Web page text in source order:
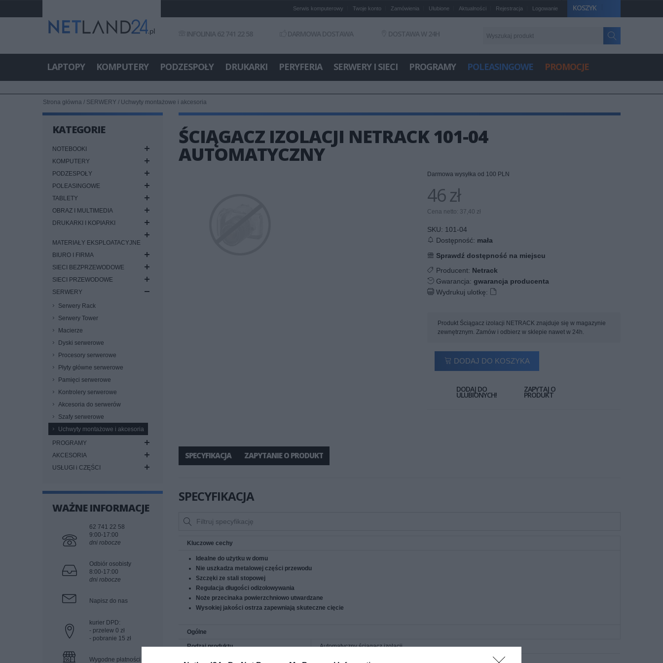
KOSZYK
Serwis komputerowy Twoje konto Zamówienia Ulubione Aktualności Rejestracja Logowanie
INFOLINIA 62 741 22 58 DARMOWA DOSTAWA DOSTAWA W 24H
LAPTOPY KOMPUTERY PODZESPOŁY DRUKARKI PERYFERIA SERWERY I SIECI PROGRAMY POLEASINGOWE PROMOCJE
Strona główna / SERWERY / Uchwyty montażowe i akcesoria
KATEGORIE
NOTEBOOKI
KOMPUTERY
PODZESPOŁY
POLEASINGOWE
TABLETY
OBRAZ I MULTIMEDIA
DRUKARKI I KOPIARKI
MATERIAŁY EKSPLOATACYJNE
BIURO I FIRMA
SIECI BEZPRZEWODOWE
SIECI PRZEWODOWE
SERWERY
Serwery Rack
Serwery Tower
Macierze
Dyski serwerowe
Procesory serwerowe
Płyty główne serwerowe
Pamięci serwerowe
Kontrolery serwerowe
Akcesoria do serwerów
Szafy serwerowe
Uchwyty montażowe i akcesoria
PROGRAMY
AKCESORIA
USŁUGI i CZĘŚCI
WAŻNE INFORMACJE
62 741 22 58
9:00-17:00
dni robocze
Odbiór osobisty
8:00-17:00
dni robocze
Napisz do nas
kurier DPD:
- przelew 0 zł
- pobranie 15 zł
Wygodne płatności
ŚCIĄGACZ IZOLACJI NETRACK 101-04
AUTOMATYCZNY
Darmowa wysyłka od 100 PLN
46 zł
Cena netto: 37,40 zł
SKU: 101-04
Dostępność: mała
Sprawdź dostępność na miejscu
Producent: Netrack
Gwarancja: gwarancja producenta
Wydrukuj ulotkę:
Produkt Ściągacz izolacji NETRACK znajduje się w magazynie
zewnętrznym. Zamów i odbierz w sklepie nawet w 24h.
DODAJ DO KOSZYKA
DODAJ DO
ULUBIONYCH!
ZAPYTAJ O
PRODUKT
SPECYFIKACJA ZAPYTANIE O PRODUKT
SPECYFIKACJA
Kluczowe cechy
Idealne do użytku w domu
Nie uszkadza metalowej części przewodu
Szczęki ze stali stopowej
Regulacja długości odizolowywania
Noże przecinaka powierzchniowo utwardzane
Wysokiej jakości ostrza zapewniają skuteczne cięcie
Ogólne
Rodzaj produktu Automatyczny ściągacz izolacji
Tworzywo produktu